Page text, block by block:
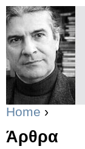
Home ›
Άρθρα